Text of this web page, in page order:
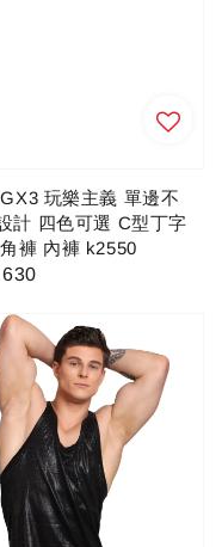
玩樂主義 單邊不
計 四色可選 C型丁字
褲 內褲 k2550